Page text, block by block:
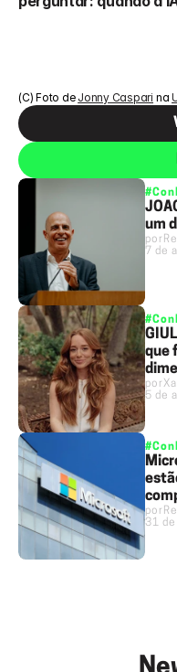
(C) Foto de Jonny Caspari na
um
por
7 de
que
por
5 de
por
31